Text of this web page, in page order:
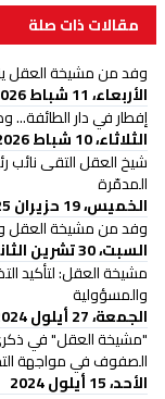
مقالات ذات صلة
وفد من مشيخة العقل
الأربعاء، 11 شباط 2026
إفطار في دار
الثلاثاء، 10 شباط 2026
شيخ العقل التقى نائب
المدمّرة
الخميس، 19 حزيران 2025
وفد من مشيخة العقل
السبت، 30 تشرين الثاني 2024
مشيخة العقل: لتأكيد
والمسؤولية
الجمعة، 27 أيلول 2024
"مشيخة العقل" في ذكرى
الصفوف في مواجهة
الأحد، 15 أيلول 2024